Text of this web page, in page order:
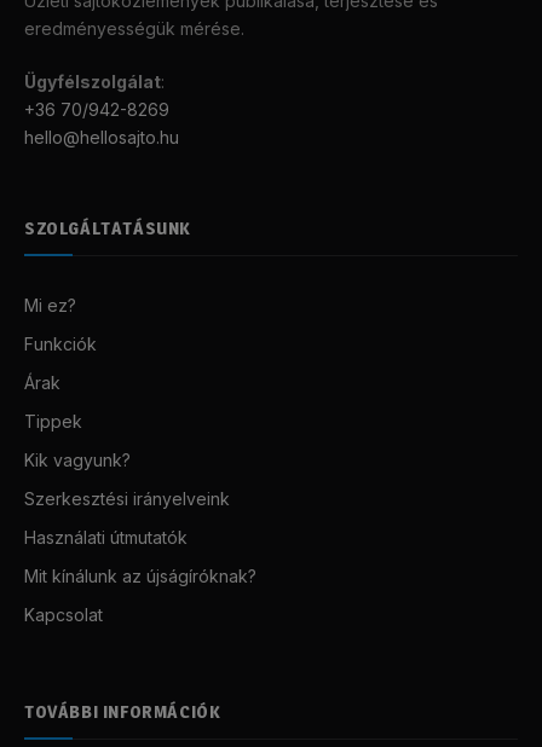
eredményességük mérése.
Ügyfélszolgálat:
+36 70/942-8269
hello@hellosajto.hu
SZOLGÁLTATÁSUNK
Mi ez?
Funkciók
Árak
Tippek
Kik vagyunk?
Szerkesztési irányelveink
Használati útmutatók
Mit kínálunk az újságíróknak?
Kapcsolat
TOVÁBBI INFORMÁCIÓK